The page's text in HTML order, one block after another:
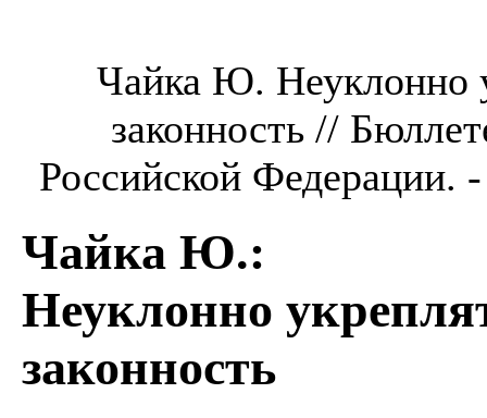
Чайка Ю. Неуклонно
законность //
Российской
Чайка Ю.:
Неуклонно
законность